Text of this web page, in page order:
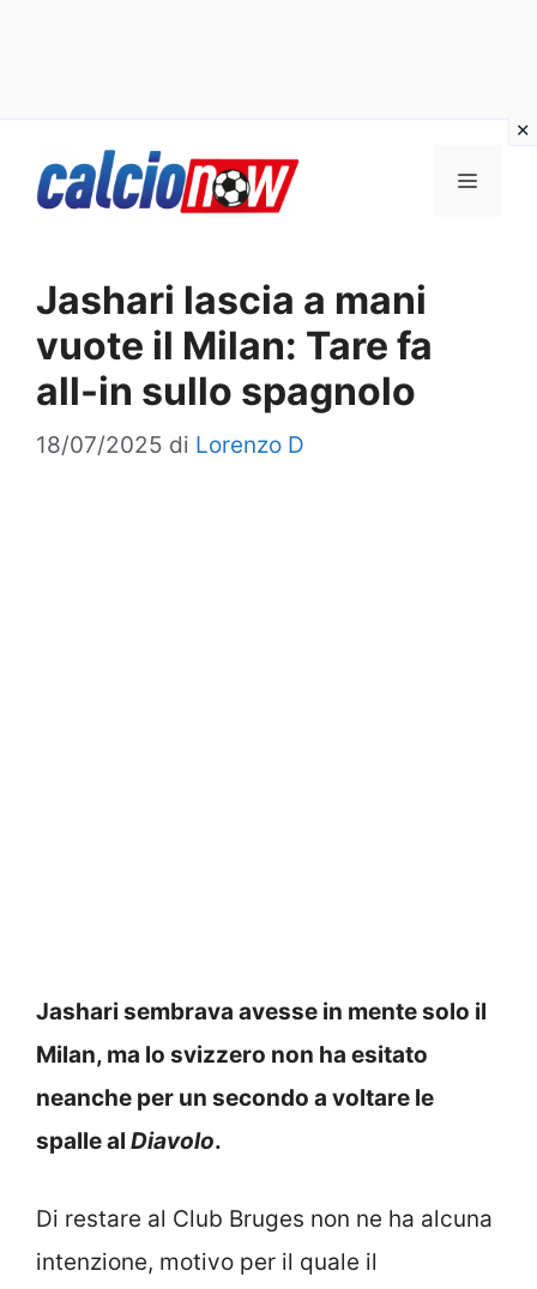
Menu
Jashari lascia a mani
vuote il Milan: Tare fa
all-in sullo spagnolo
18/07/2025 di Lorenzo D
Jashari sembrava avesse in mente solo il
Milan, ma lo svizzero non ha esitato
neanche per un secondo a voltare le
spalle al Diavolo.
Di restare al Club Bruges non ne ha alcuna
intenzione, motivo per il quale il